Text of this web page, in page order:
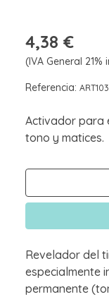
4,38 €
(IVA General 21%
Referencia:
Activador para
tono y matices.
Revelador del
especialmente
permanente